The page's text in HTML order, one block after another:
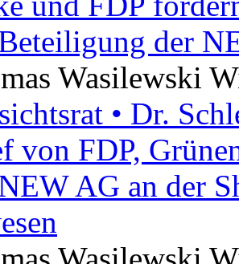
der
Wasilewski
• Dr.
von FDP,
AG an der